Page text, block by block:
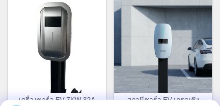
เครื่องชาร์จ EV 7KW 32A
สถานีชาร์จ EV เกรดเชิง